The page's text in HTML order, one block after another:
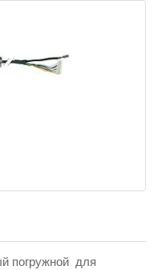
погружной для